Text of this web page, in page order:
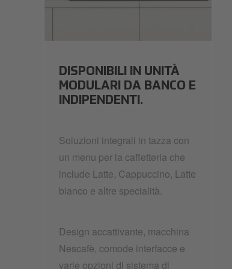
DISPONIBILI IN UNITÀ
MODULARI DA BANCO E
INDIPENDENTI.
Soluzioni integrali in tazza con
un menu per la caffetteria che
include Latte, Cappuccino, Latte
bianco e altre specialità.
Design accattivante, macchina
Nescafè, comode interfacce e
varie opzioni di sistema di